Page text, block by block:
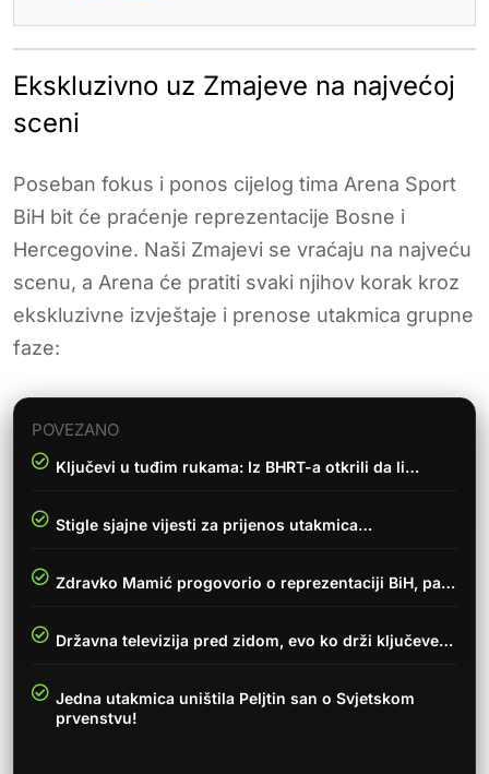
Ekskluzivno uz Zmajeve na najvećoj
sceni
Poseban fokus i ponos cijelog tima Arena Sport
BiH bit će praćenje reprezentacije Bosne i
Hercegovine. Naši Zmajevi se vraćaju na najveću
scenu, a Arena će pratiti svaki njihov korak kroz
ekskluzivne izvještaje i prenose utakmica grupne
faze:
POVEZANO
Ključevi u tuđim rukama: Iz BHRT-a otkrili da li…
Stigle sjajne vijesti za prijenos utakmica…
Zdravko Mamić progovorio o reprezentaciji BiH, pa…
Državna televizija pred zidom, evo ko drži ključeve…
Jedna utakmica uništila Peljtin san o Svjetskom
prvenstvu!